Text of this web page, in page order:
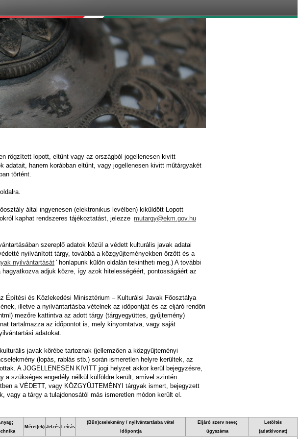
rögzített lopott, eltűnt vagy az országból jogellenesen kivitt
hanem korábban eltűnt, vagy jogellenesen kivitt műtárgyakét
történt.
által ingyenesen (elektronikus levélben) kiküldött Lopott
kaphat rendszeres tájékoztatást, jelezze mutargy@ekm.gov.hu
szereplő adatok közül a védett kulturális javak adatai
nyilvánított tárgy, továbbá a közgyűjteményekben őrzött és a
nyilvántartását ' honlapunk külön oldalán tekintheti meg.) A további
adjuk közre, így azok hitelességéért, pontosságáért az
Építési és Közlekedési Minisztérium – Kulturálsi Javak Főosztálya
illetve a nyilvántartásba vételnek az időpontját és az eljáró rendőri
mezőre kattintva az adott tárgy (tárgyegyüttes, gyűjtemény)
tartalmazza az időpontot is, mely kinyomtatva, vagy saját
adatokat.
javak körébe tartoznak (jellemzően a közgyűjteményi
(lopás, rablás stb.) során ismeretlen helyre kerültek, az
A JOGELLENESEN KIVITT jogi helyzet akkor kerül bejegyzésre,
a szükséges engedély nélkül külföldre került, amivel szintén
a VÉDETT, vagy KÖZGYŰJTEMÉNYI tárgyak ismert, bejegyzett
vagy a tárgy a tulajdonosától más ismeretlen módon került el.
Méret(ek) Jelzés Leírás
(Bűn)cselekmény / nyilvántartásba vétel
időpontja
Eljáró szerv neve;
ügyszáma
Letöltés
(adatkivonat)